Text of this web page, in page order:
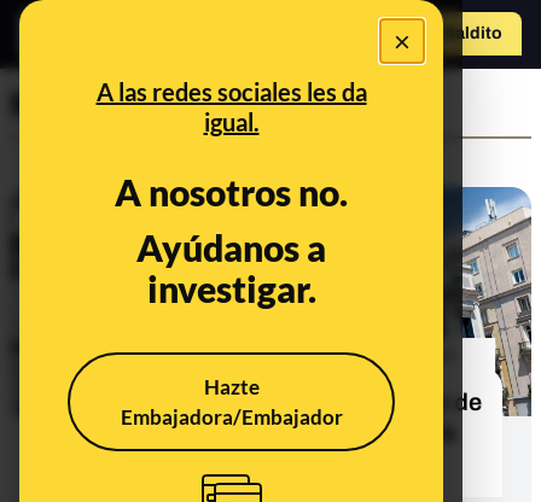
×
A las redes sociales les da
igual.
A nosotros no.
Ayúdanos a
investigar.
Hazte
Embajadora/Embajador
Hazte Maldito
Maldita Migración
Qué sabemos de la nacionalización de
"más de 500.000 extranjeros" por la